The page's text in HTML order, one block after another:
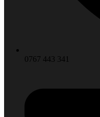
0767 443 341